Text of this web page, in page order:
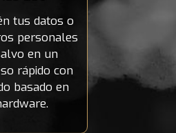
tus datos o
personales
en un
rápido con
basado en